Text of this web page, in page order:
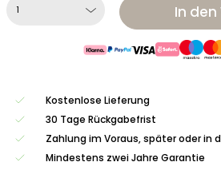
In
Kostenlose Lieferung
30 Tage Rückgabefrist
Zahlung im Voraus, später oder in
Mindestens zwei Jahre Garantie